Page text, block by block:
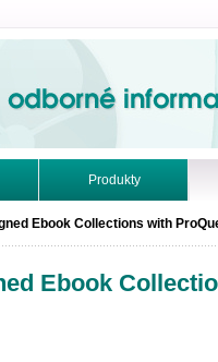
Online.
Produkty
Ebook Collections with
Ebook